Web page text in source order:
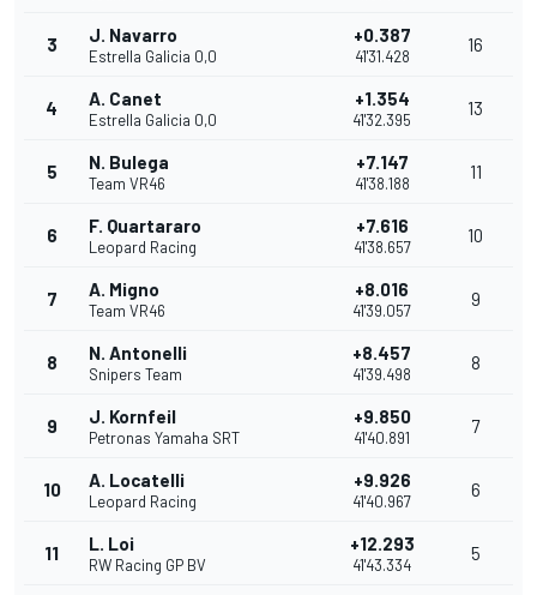
3 J. Navarro
Estrella Galicia 0,0
+0.387
41'31.428
16
4 A. Canet
Estrella Galicia 0,0
+1.354
41'32.395
13
5 N. Bulega
Team VR46
+7.147
41'38.188
11
6 F. Quartararo
Leopard Racing
+7.616
41'38.657
10
7 A. Migno
Team VR46
+8.016
41'39.057
9
8 N. Antonelli
Snipers Team
+8.457
41'39.498
8
9 J. Kornfeil
Petronas Yamaha SRT
+9.850
41'40.891
7
10 A. Locatelli
Leopard Racing
+9.926
41'40.967
6
11 L. Loi
RW Racing GP BV
+12.293
41'43.334
5